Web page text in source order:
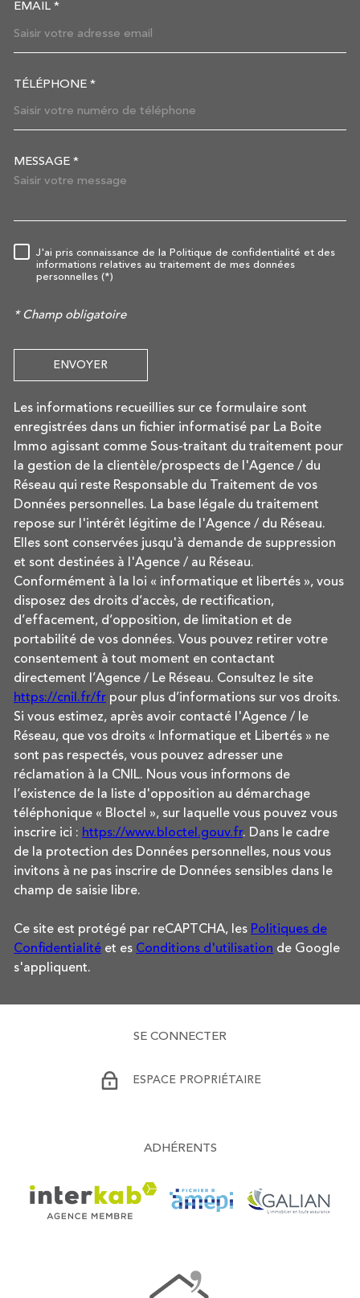
EMAIL *
TÉLÉPHONE *
MESSAGE *
RÈGLEMENTATION
J'ai pris connaissance de la Politique de confidentialité et des
informations relatives au traitement de mes données
personnelles (*)
* Champ obligatoire
ENVOYER
Les informations recueillies sur ce formulaire sont
enregistrées dans un fichier informatisé par La Boite
Immo agissant comme Sous-traitant du traitement pour
la gestion de la clientèle/prospects de l'Agence / du
Réseau qui reste Responsable du Traitement de vos
Données personnelles. La base légale du traitement
repose sur l'intérêt légitime de l'Agence / du Réseau.
Elles sont conservées jusqu'à demande de suppression
et sont destinées à l'Agence / au Réseau.
Conformément à la loi « informatique et libertés », vous
disposez des droits d’accès, de rectification,
d’effacement, d’opposition, de limitation et de
portabilité de vos données. Vous pouvez retirer votre
consentement à tout moment en contactant
directement l’Agence / Le Réseau. Consultez le site
https://cnil.fr/fr pour plus d’informations sur vos droits.
Si vous estimez, après avoir contacté l'Agence / le
Réseau, que vos droits « Informatique et Libertés » ne
sont pas respectés, vous pouvez adresser une
réclamation à la CNIL. Nous vous informons de
l’existence de la liste d'opposition au démarchage
téléphonique « Bloctel », sur laquelle vous pouvez vous
inscrire ici : https://www.bloctel.gouv.fr. Dans le cadre
de la protection des Données personnelles, nous vous
invitons à ne pas inscrire de Données sensibles dans le
champ de saisie libre.
Ce site est protégé par reCAPTCHA, les Politiques de
Confidentialité et es Conditions d'utilisation de Google
s'appliquent.
SE CONNECTER
ESPACE PROPRIÉTAIRE
ADHÉRENTS